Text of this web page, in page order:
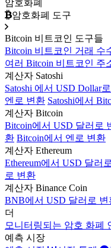
암호화폐
암호화폐 도구
Bitcoin 비트코인 도구들
Bitcoin 비트코인 거래 수
여러 Bitcoin 비트코인 주
계산자 Satoshi
Satoshi 에서 USD Dollar
엔로 변환 Satoshi에서
계산자 Bitcoin
Bitcoin에서 USD 달러로
환 Bitcoin에서 엔로 변환
계산자 Ethereum
Ethereum에서 USD 달러
로 변환
계산자 Binance Coin
BNB에서 USD 달러로 변
더
모니터링되는 암호 화폐
예측 시장